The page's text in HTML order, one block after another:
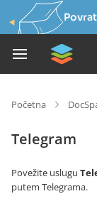
Početna
Telegram
Povežite uslugu
putem Telegrama.